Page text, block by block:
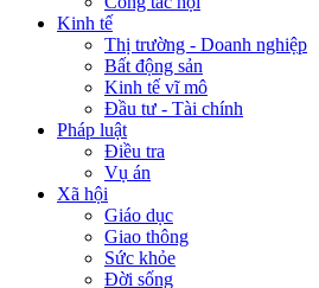
Kinh tế
Thị trường - Doanh nghiệp
Bất động sản
Kinh tế vĩ mô
Đầu tư - Tài chính
Pháp luật
Điều tra
Vụ án
Xã hội
Giáo dục
Giao thông
Sức khỏe
Đời sống